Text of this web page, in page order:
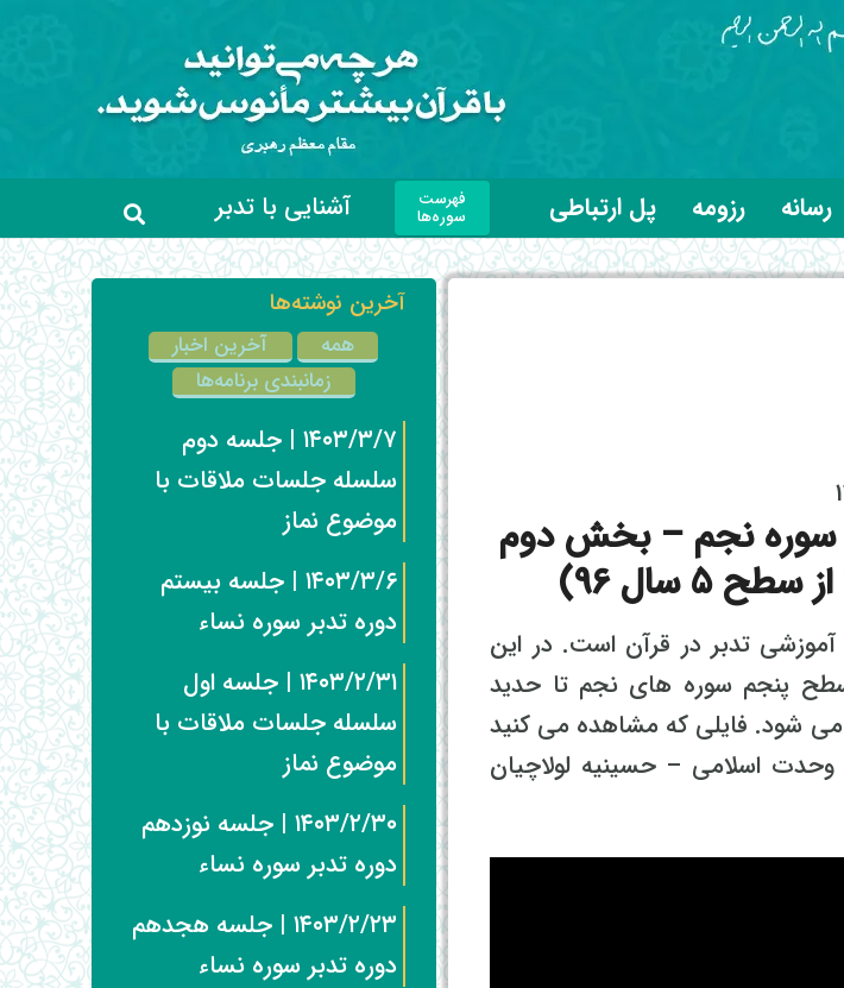
رسانه رزومه پل ارتباطی فهرست
سوره‌ها آشنایی با تدبر
سوره نجم – بخش دوم
تدبر در قرآن است. در این
در سطح پنجم سوره های نجم تا حدید
شود. فایلی که مشاهده می کنید
– خیابان وحدت اسلامی – حسینیه لولاچیان
آخرین نوشته‌ها
همه
آخرین اخبار
زمانبندی برنامه‌ها
۱۴۰۳/۳/۷ | جلسه دوم
سلسله جلسات ملاقات با
موضوع نماز
۱۴۰۳/۳/۶ | جلسه بیستم
دوره تدبر سوره نساء
۱۴۰۳/۲/۳۱ | جلسه اول
سلسله جلسات ملاقات با
موضوع نماز
۱۴۰۳/۲/۳۰ | جلسه نوزدهم
دوره تدبر سوره نساء
۱۴۰۳/۲/۲۳ | جلسه هجدهم
دوره تدبر سوره نساء